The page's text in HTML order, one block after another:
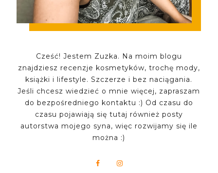
Cześć! Jestem Zuzka. Na moim blogu
znajdziesz recenzje kosmetyków, trochę mody,
książki i lifestyle. Szczerze i bez naciągania.
Jeśli chcesz wiedzieć o mnie więcej, zapraszam
do bezpośredniego kontaktu :) Od czasu do
czasu pojawiają się tutaj również posty
autorstwa mojego syna, więc rozwijamy się ile
można :)